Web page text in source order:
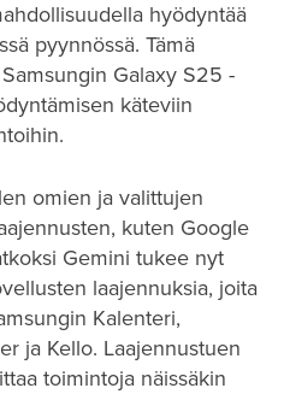
hyödyntää
pyynnössä. Tämä
Galaxy S25 -
käteviin
omien ja valittujen
kuten Google
Gemini tukee nyt
laajennuksia, joita
Kalenteri,
ja Kello. Laajennustuen
toimintoja näissäkin